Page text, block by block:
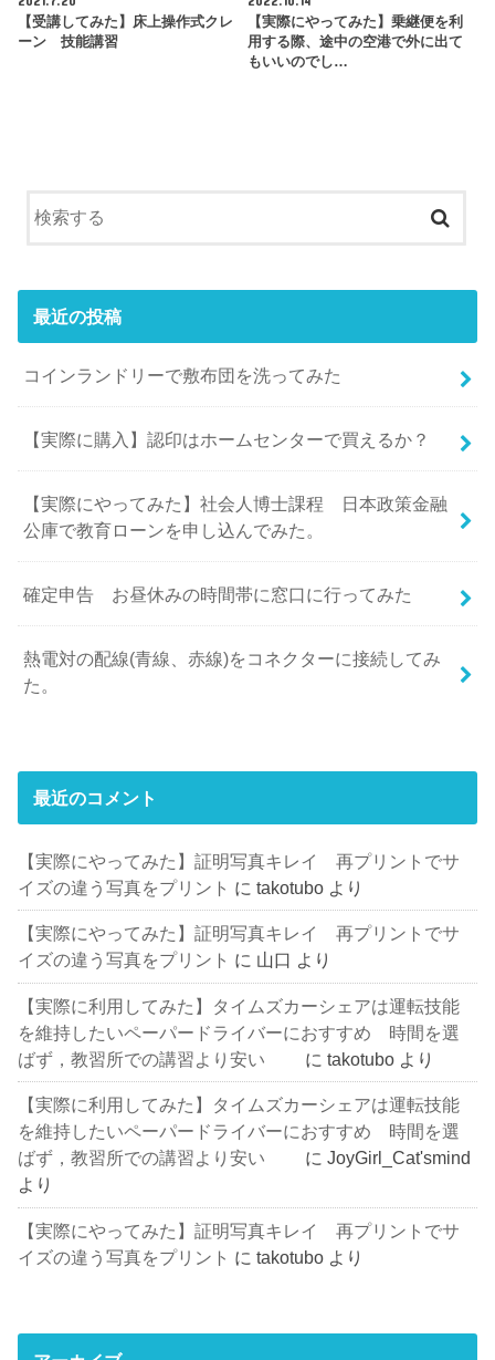
【受講してみた】床上操作式クレ
ーン 技能講習
【実際にやってみた】乗継便を利
用する際、途中の空港で外に出て
もいいのでし…
最近の投稿
コインランドリーで敷布団を洗ってみた
【実際に購入】認印はホームセンターで買えるか？
【実際にやってみた】社会人博士課程 日本政策金融
公庫で教育ローンを申し込んでみた。
確定申告 お昼休みの時間帯に窓口に行ってみた
熱電対の配線(青線、赤線)をコネクターに接続してみ
た。
最近のコメント
【実際にやってみた】証明写真キレイ 再プリントでサ
イズの違う写真をプリント にtakotubo より
【実際にやってみた】証明写真キレイ 再プリントでサ
イズの違う写真をプリント に 山口 より
【実際に利用してみた】タイムズカーシェアは運転技能
を維持したいペーパードライバーにおすすめ 時間を選
ばず，教習所での講習より安い
にtakotubo より
【実際に利用してみた】タイムズカーシェアは運転技能
を維持したいペーパードライバーにおすすめ 時間を選
ばず，教習所での講習より安い
にJoyGirl_Cat'smind
より
【実際にやってみた】証明写真キレイ 再プリントでサ
イズの違う写真をプリント にtakotubo より